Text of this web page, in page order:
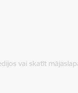
vai skatīt